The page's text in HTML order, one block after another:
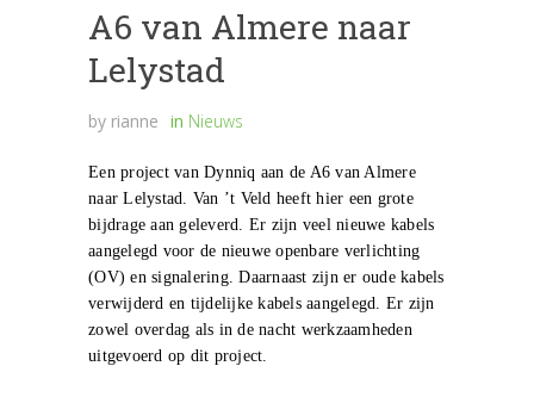
A6 van Almere naar
Lelystad
by rianne in Nieuws
Een project van Dynniq aan de A6 van Almere
naar Lelystad. Van ’t Veld heeft hier een grote
bijdrage aan geleverd. Er zijn veel nieuwe kabels
aangelegd voor de nieuwe openbare verlichting
(OV) en signalering. Daarnaast zijn er oude kabels
verwijderd en tijdelijke kabels aangelegd. Er zijn
zowel overdag als in de nacht werkzaamheden
uitgevoerd op dit project.